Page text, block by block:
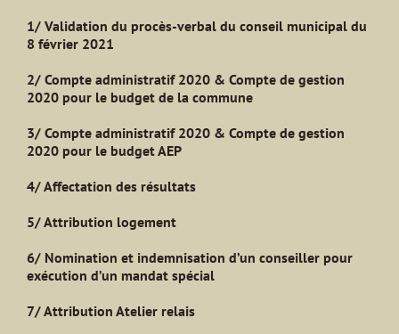
1/ Validation du procès-verbal du conseil municipal du
8 février 2021
2/ Compte administratif 2020 & Compte de gestion
2020 pour le budget de la commune
3/ Compte administratif 2020 & Compte de gestion
2020 pour le budget AEP
4/ Affectation des résultats
5/ Attribution logement
6/ Nomination et indemnisation d’un conseiller pour
exécution d’un mandat spécial
7/ Attribution Atelier relais